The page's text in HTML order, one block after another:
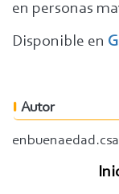
en personas
Disponible en
Autor